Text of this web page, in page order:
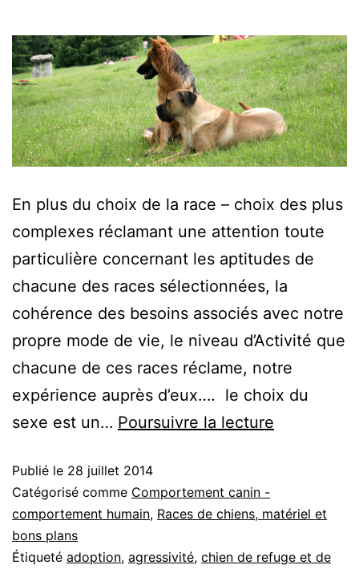
En plus du choix de la race – choix des plus
complexes réclamant une attention toute
particulière concernant les aptitudes de
chacune des races sélectionnées, la
cohérence des besoins associés avec notre
propre mode de vie, le niveau d’Activité que
chacune de ces races réclame, notre
expérience auprès d’eux…. le choix du
sexe est un… Poursuivre la lecture
quelle
et
Publié le 28 juillet 2014
Catégorisé comme Comportement canin -
comportement humain, Races de chiens, matériel et
bons plans
Étiqueté adoption, agressivité, chien de refuge et de